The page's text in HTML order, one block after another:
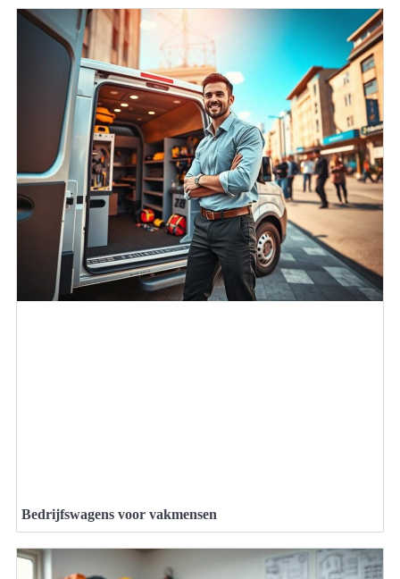
Bedrijfswagens voor vakmensen